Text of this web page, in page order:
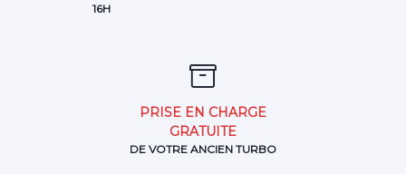
16H
PRISE EN CHARGE
GRATUITE
DE VOTRE ANCIEN TURBO